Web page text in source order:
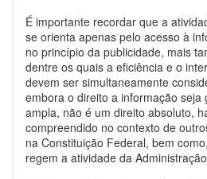
É importante recordar que a
se orienta apenas pelo acesso à
no princípio da publicidade, mais
dentre os quais a eficiência e o
devem ser simultaneamente
embora o direito a informação seja
ampla, não é um direito absoluto,
compreendido no contexto de
na Constituição Federal, bem
regem a atividade da